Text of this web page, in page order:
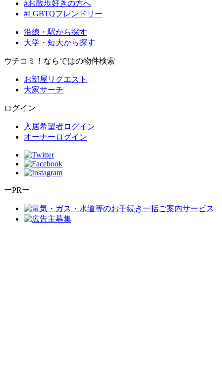
#お散歩好きの方へ
#LGBTQフレンドリー
沿線・駅から探す
大学・短大から探す
ウチコミ！ならではの物件検索
お部屋リクエスト
大家サーチ
ログイン
入居希望者ログイン
オーナーログイン
ーPRー